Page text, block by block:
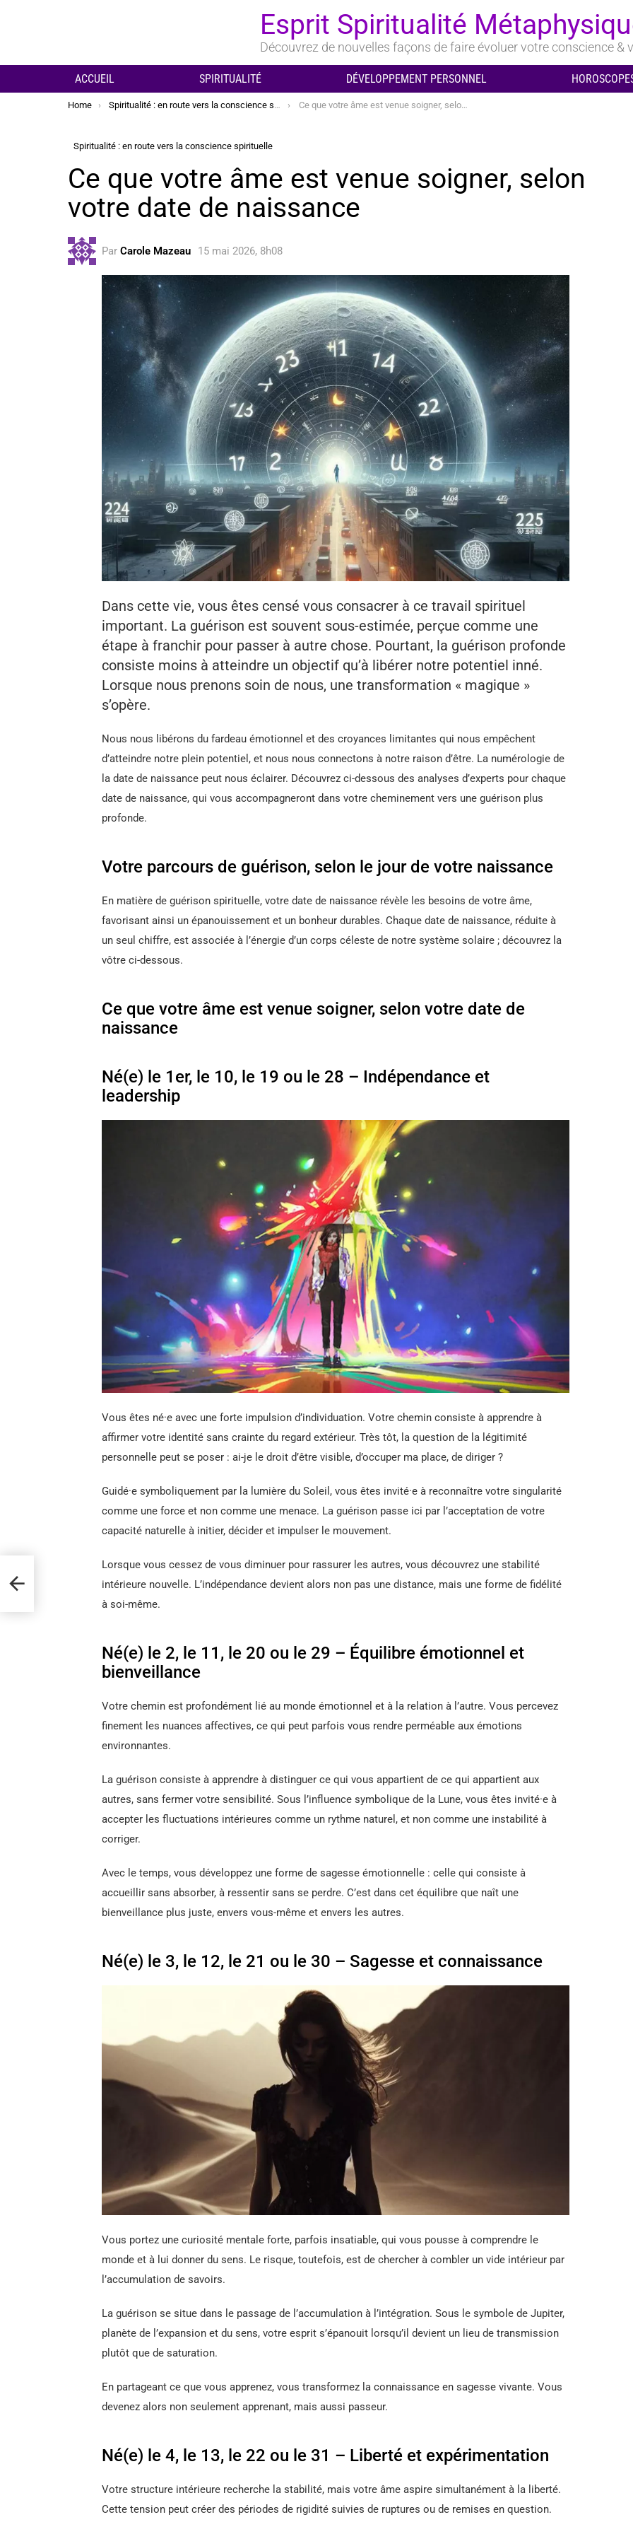
Esprit Spiritualité
Découvrez de nouvelles façons de faire évoluer votre conscience &
ACCUEIL SPIRITUALITÉ DÉVELOPPEMENT PERSONNEL
You are here:
Home Spiritualité : en route vers la conscience spirituelle Ce que votre âme est venue soigner, selon votre date de naissance
Spiritualité : en route vers la conscience spirituelle
Ce que votre âme est venue soigner, selon
votre date de naissance
Par Carole Mazeau 15 mai 2026, 8h08
Dans cette vie, vous êtes censé vous consacrer à ce travail spirituel
important. La guérison est souvent sous-estimée, perçue comme une
étape à franchir pour passer à autre chose. Pourtant, la guérison profonde
consiste moins à atteindre un objectif qu’à libérer notre potentiel inné.
Lorsque nous prenons soin de nous, une transformation « magique »
s’opère.
Nous nous libérons du fardeau émotionnel et des croyances limitantes qui nous empêchent
d’atteindre notre plein potentiel, et nous nous connectons à notre raison d’être. La numérologie de
la date de naissance peut nous éclairer. Découvrez ci-dessous des analyses d’experts pour chaque
date de naissance, qui vous accompagneront dans votre cheminement vers une guérison plus
profonde.
Votre parcours de guérison, selon le jour de votre naissance
En matière de guérison spirituelle, votre date de naissance révèle les besoins de votre âme,
favorisant ainsi un épanouissement et un bonheur durables. Chaque date de naissance, réduite à
un seul chiffre, est associée à l’énergie d’un corps céleste de notre système solaire ; découvrez la
vôtre ci-dessous.
Ce que votre âme est venue soigner, selon votre date de
naissance
Né(e) le 1er, le 10, le 19 ou le 28 – Indépendance et
leadership
Vous êtes né·e avec une forte impulsion d’individuation. Votre chemin consiste à apprendre à
affirmer votre identité sans crainte du regard extérieur. Très tôt, la question de la légitimité
personnelle peut se poser : ai-je le droit d’être visible, d’occuper ma place, de diriger ?
Guidé·e symboliquement par la lumière du Soleil, vous êtes invité·e à reconnaître votre singularité
comme une force et non comme une menace. La guérison passe ici par l’acceptation de votre
capacité naturelle à initier, décider et impulser le mouvement.
Lorsque vous cessez de vous diminuer pour rassurer les autres, vous découvrez une stabilité
intérieure nouvelle. L’indépendance devient alors non pas une distance, mais une forme de fidélité
à soi-même.
Né(e) le 2, le 11, le 20 ou le 29 – Équilibre émotionnel et
bienveillance
Votre chemin est profondément lié au monde émotionnel et à la relation à l’autre. Vous percevez
finement les nuances affectives, ce qui peut parfois vous rendre perméable aux émotions
environnantes.
La guérison consiste à apprendre à distinguer ce qui vous appartient de ce qui appartient aux
autres, sans fermer votre sensibilité. Sous l’influence symbolique de la Lune, vous êtes invité·e à
accepter les fluctuations intérieures comme un rythme naturel, et non comme une instabilité à
corriger.
Avec le temps, vous développez une forme de sagesse émotionnelle : celle qui consiste à
accueillir sans absorber, à ressentir sans se perdre. C’est dans cet équilibre que naît une
bienveillance plus juste, envers vous-même et envers les autres.
Né(e) le 3, le 12, le 21 ou le 30 – Sagesse et connaissance
Vous portez une curiosité mentale forte, parfois insatiable, qui vous pousse à comprendre le
monde et à lui donner du sens. Le risque, toutefois, est de chercher à combler un vide intérieur par
l’accumulation de savoirs.
La guérison se situe dans le passage de l’accumulation à l’intégration. Sous le symbole de Jupiter,
planète de l’expansion et du sens, votre esprit s’épanouit lorsqu’il devient un lieu de transmission
plutôt que de saturation.
En partageant ce que vous apprenez, vous transformez la connaissance en sagesse vivante. Vous
devenez alors non seulement apprenant, mais aussi passeur.
Né(e) le 4, le 13, le 22 ou le 31 – Liberté et expérimentation
Votre structure intérieure recherche la stabilité, mais votre âme aspire simultanément à la liberté.
Cette tension peut créer des périodes de rigidité suivies de ruptures ou de remises en question.